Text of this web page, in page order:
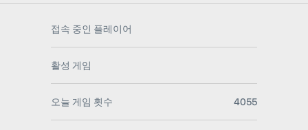
접속 중인 플레이어
활성 게임
오늘 게임 횟수 4055